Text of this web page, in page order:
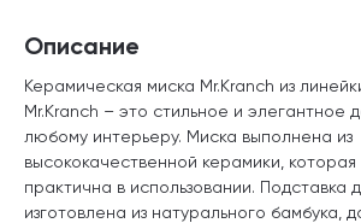
Описание
Керамическая миска Mr.Kranch из
Mr.Kranch – это стильное и элегантное
любому интерьеру. Миска выполнена из
высококачественной керамики,
практична в использовании. Подставка
изготовлена из натурального бамбука,